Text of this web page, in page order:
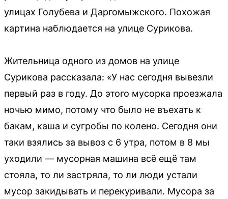
улицах Голубева и Даргомыжского. Похожая
картина наблюдается на улице Сурикова.
Жительница одного из домов на улице
Сурикова рассказала: «У нас сегодня вывезли
первый раз в году. До этого мусорка проезжала
ночью мимо, потому что было не въехать к
бакам, каша и сугробы по колено. Сегодня они
таки взялись за вывоз с 6 утра, потом в 8 мы
уходили — мусорная машина всё ещё там
стояла, то ли застряла, то ли люди устали
мусор закидывать и перекуривали. Мусора за